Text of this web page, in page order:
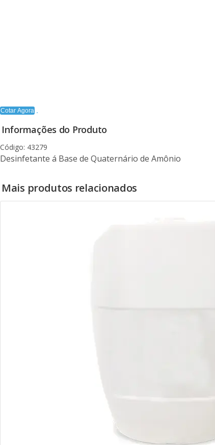
Cotar Agora
Informações do Produto
Código: 43279
Desinfetante á Base de Quaternário de Amônio
Mais produtos relacionados